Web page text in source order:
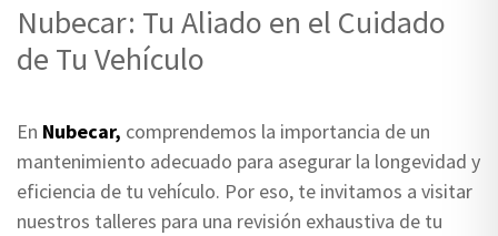
Nubecar: Tu Aliado en el Cuidado
de Tu Vehículo
En Nubecar, comprendemos la importancia de un
mantenimiento adecuado para asegurar la longevidad y
eficiencia de tu vehículo. Por eso, te invitamos a visitar
nuestros talleres para una revisión exhaustiva de tu